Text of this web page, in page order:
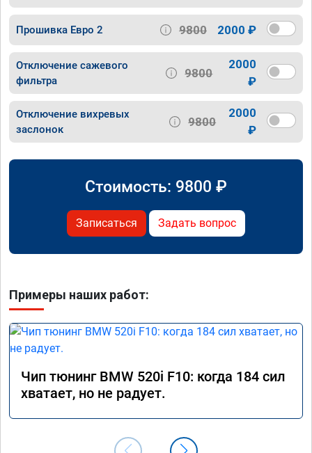
Прошивка Евро 2 9800 2000 ₽
Отключение сажевого
фильтра
9800
2000
₽
Отключение вихревых
заслонок
9800
2000
₽
Стоимость: 9800 ₽
Записаться Задать вопрос
Примеры наших работ:
Чип тюнинг BMW 520i F10: когда 184 сил
хватает, но не радует.